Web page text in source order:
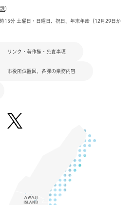
）
15分 土曜日・日曜日、祝日、年末年始（12月29日か
リンク・著作権・免責事項
市役所位置図、各課の業務内容